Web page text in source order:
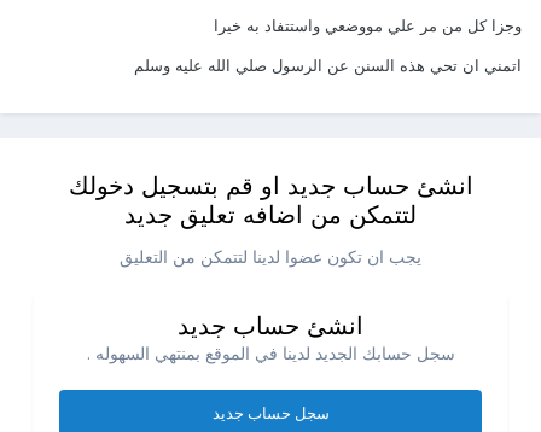
وجزا كل من مر علي مووضعي واستتفاد به خيرا
اتمني ان تحي هذه السنن عن الرسول صلي الله عليه وسلم
انشئ حساب جديد او قم بتسجيل دخولك
لتتمكن من اضافه تعليق جديد
يجب ان تكون عضوا لدينا لتتمكن من التعليق
انشئ حساب جديد
سجل حسابك الجديد لدينا في الموقع بمنتهي السهوله .
سجل حساب جديد